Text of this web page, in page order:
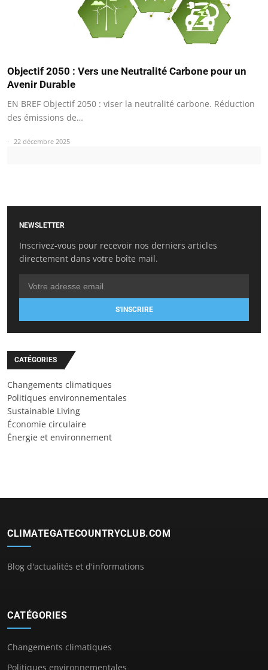
Objectif 2050 : Vers une Neutralité Carbone pour un
Avenir Durable
EN BREF Objectif 2050 : viser la neutralité carbone. Réduction
des émissions de…
22 décembre 2025
NEWSLETTER
Inscrivez-vous pour recevoir nos derniers articles
directement dans votre boîte mail.
S'INSCRIRE
CATÉGORIES
Changements climatiques
Politiques environnementales
Sustainable Living
Économie circulaire
Énergie et environnement
CLIMATEGATECOUNTRYCLUB.COM
Blog d'actualités et d'informations
CATÉGORIES
Changements climatiques
Politiques environnementales